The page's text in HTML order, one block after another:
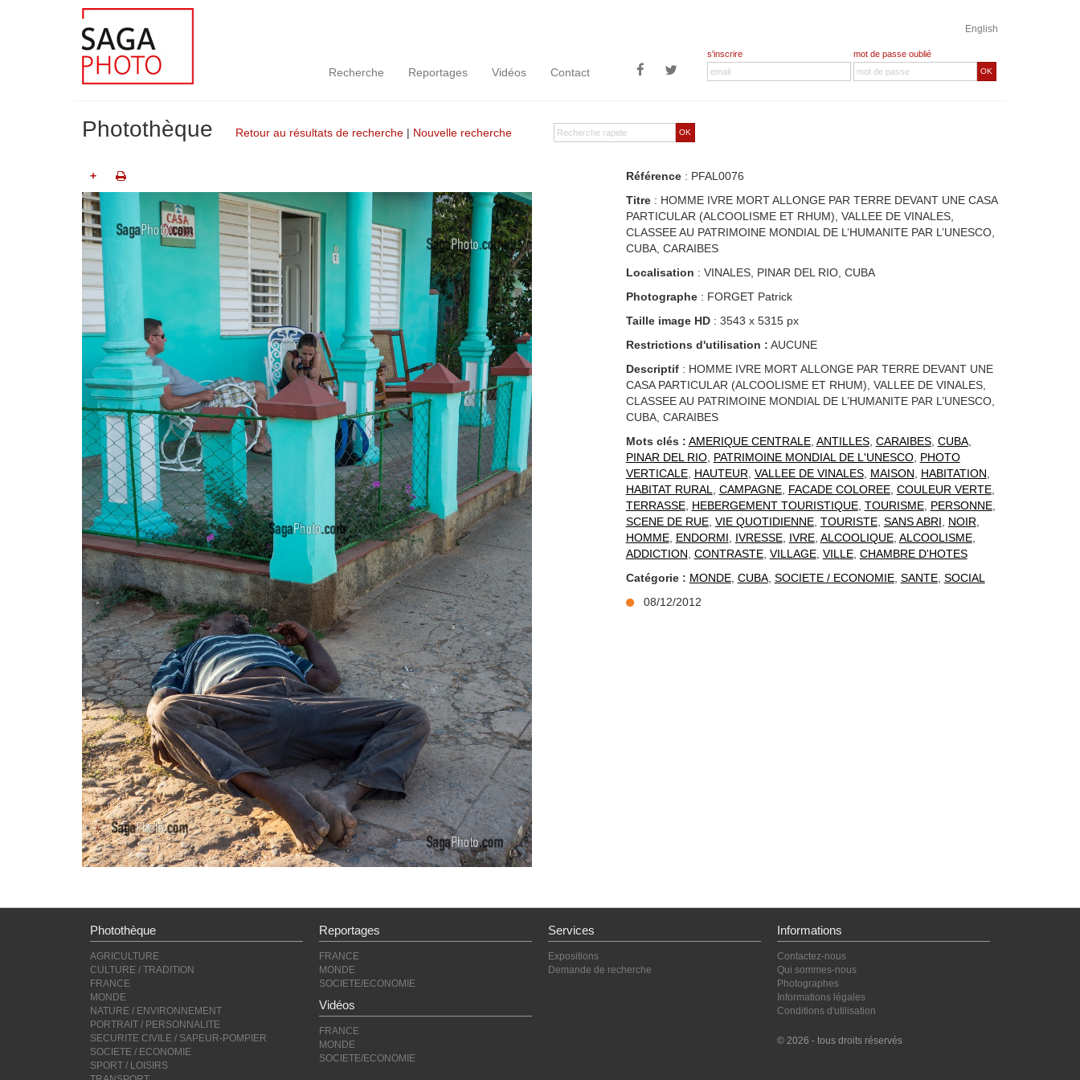
English
Recherche Reportages Vidéos Contact
s'inscrire mot de passe oublié
OK
OK
Photothèque Retour au résultats de recherche | Nouvelle recherche
+ Référence: PFAL0076
Titre: HOMME IVRE MORT ALLONGE PAR TERRE DEVANT UNE CASA
PARTICULAR (ALCOOLISME ET RHUM), VALLEE DE VINALES,
CLASSEE AU PATRIMOINE MONDIAL DE L’HUMANITE PAR L’UNESCO,
CUBA, CARAIBES
Localisation : VINALES, PINAR DEL RIO, CUBA
Photographe: FORGET Patrick
Taille image HD: 3543 x 5315 px
Restrictions d'utilisation : AUCUNE
Descriptif: HOMME IVRE MORT ALLONGE PAR TERRE DEVANT UNE
CASA PARTICULAR (ALCOOLISME ET RHUM), VALLEE DE VINALES,
CLASSEE AU PATRIMOINE MONDIAL DE L’HUMANITE PAR L’UNESCO,
CUBA, CARAIBES
Mots clés : AMERIQUE CENTRALE, ANTILLES, CARAIBES, CUBA,
PINAR DEL RIO, PATRIMOINE MONDIAL DE L'UNESCO, PHOTO
VERTICALE, HAUTEUR VALLEE DE VINALES, MAISON HABITATION
HABITAT RURAL
CAMPAGNE, FACADE COLOREE, COULEUR VERTE,
TERRASSE, HEBERGEMENT TOURISTIQUE, TOURISME, PERSONNE,
SCENE DE RUE, VIE QUOTIDIENNE, TOURISTE, SANS ABRI NOIR
HOMME, ENDORMI IVRESSE, IVRE, ALCOOLIQUE, ALCOOLISME,
ADDICTION CONTRASTE, VILLAGE, VILLE, CHAMBRE D'HOTES
Catégorie : MONDE, CUBA, SOCIETE / ECONOMIE, SANTE, SOCIAL
08/12/2012
Photothèque
AGRICULTURE
CULTURE / TRADITION
FRANCE
MONDE
NATURE / ENVIRONNEMENT
PORTRAIT / PERSONNALITE
SECURITE CIVILE / SAPEUR-POMPIER
SOCIETE / ECONOMIE
SPORT / LOISIRS
Reportages
FRANCE
MONDE
SOCIETE/ECONOMIE
Vidéos
FRANCE
MONDE
SOCIETE/ECONOMIE
Services
Expositions
Demande de recherche
Informations
Contactez-nous
Qui sommes-nous
Photographes
Informations légales
Conditions d'utilisation
© 2026 - tous droits réservés